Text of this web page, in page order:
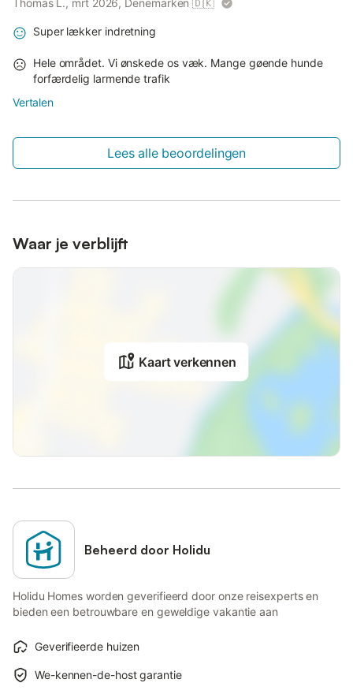
Super lækker indretning
Hele området. Vi ønskede os væk. Mange gøende hunde
forfærdelig larmende trafik
Vertalen
Lees alle beoordelingen
Waar je verblijft
Kaart verkennen
Beheerd door Holidu
Holidu Homes worden geverifieerd door onze reisexperts en
bieden een betrouwbare en geweldige vakantie aan
Geverifieerde huizen
We-kennen-de-host garantie